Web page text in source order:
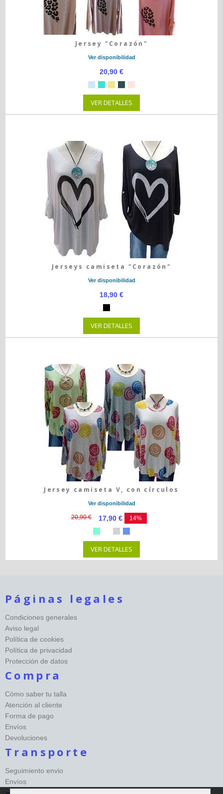
Jersey "Corazón"
Ver disponibilidad
20,90 €
VER DETALLES
Jerseys camiseta "Corazón"
Ver disponibilidad
18,90 €
VER DETALLES
Jersey camiseta V, con círculos
Ver disponibilidad
20,90 € 17,90 € 14%
VER DETALLES
Páginas legales
Condiciones generales
Aviso legal
Política de cookies
Política de privacidad
Protección de datos
Compra
Cómo saber tu talla
Atención al cliente
Forma de pago
Envíos
Devoluciones
Transporte
Seguimiento envio
Envíos